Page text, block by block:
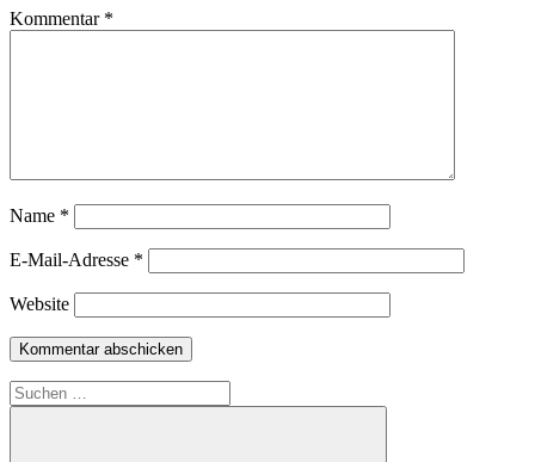
Kommentar *
Name *
E-Mail-Adresse *
Website
Suchen
nach: